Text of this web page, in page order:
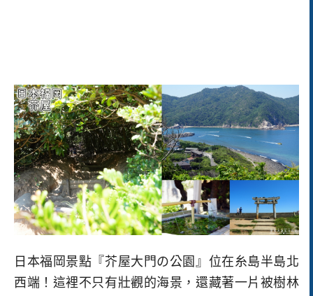
日本福岡景點『芥屋大門の公園』位在糸島半島北
西端！這裡不只有壯觀的海景，還藏著一片被樹林